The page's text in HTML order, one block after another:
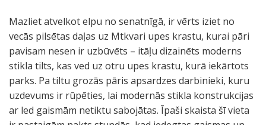
Mazliet atvelkot elpu no senatnīgā, ir vērts iziet no
vecās pilsētas daļas uz Mtkvari upes krastu, kurai pāri
pavisam nesen ir uzbūvēts – itāļu dizainēts moderns
stikla tilts, kas ved uz otru upes krastu, kurā iekārtots
parks. Pa tiltu grozās pāris apsardzes darbinieki, kuru
uzdevums ir rūpēties, lai modernās stikla konstrukcijas
ar led gaismām netiktu sabojātas. Īpaši skaista šī vieta